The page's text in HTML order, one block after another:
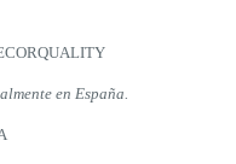
en España.